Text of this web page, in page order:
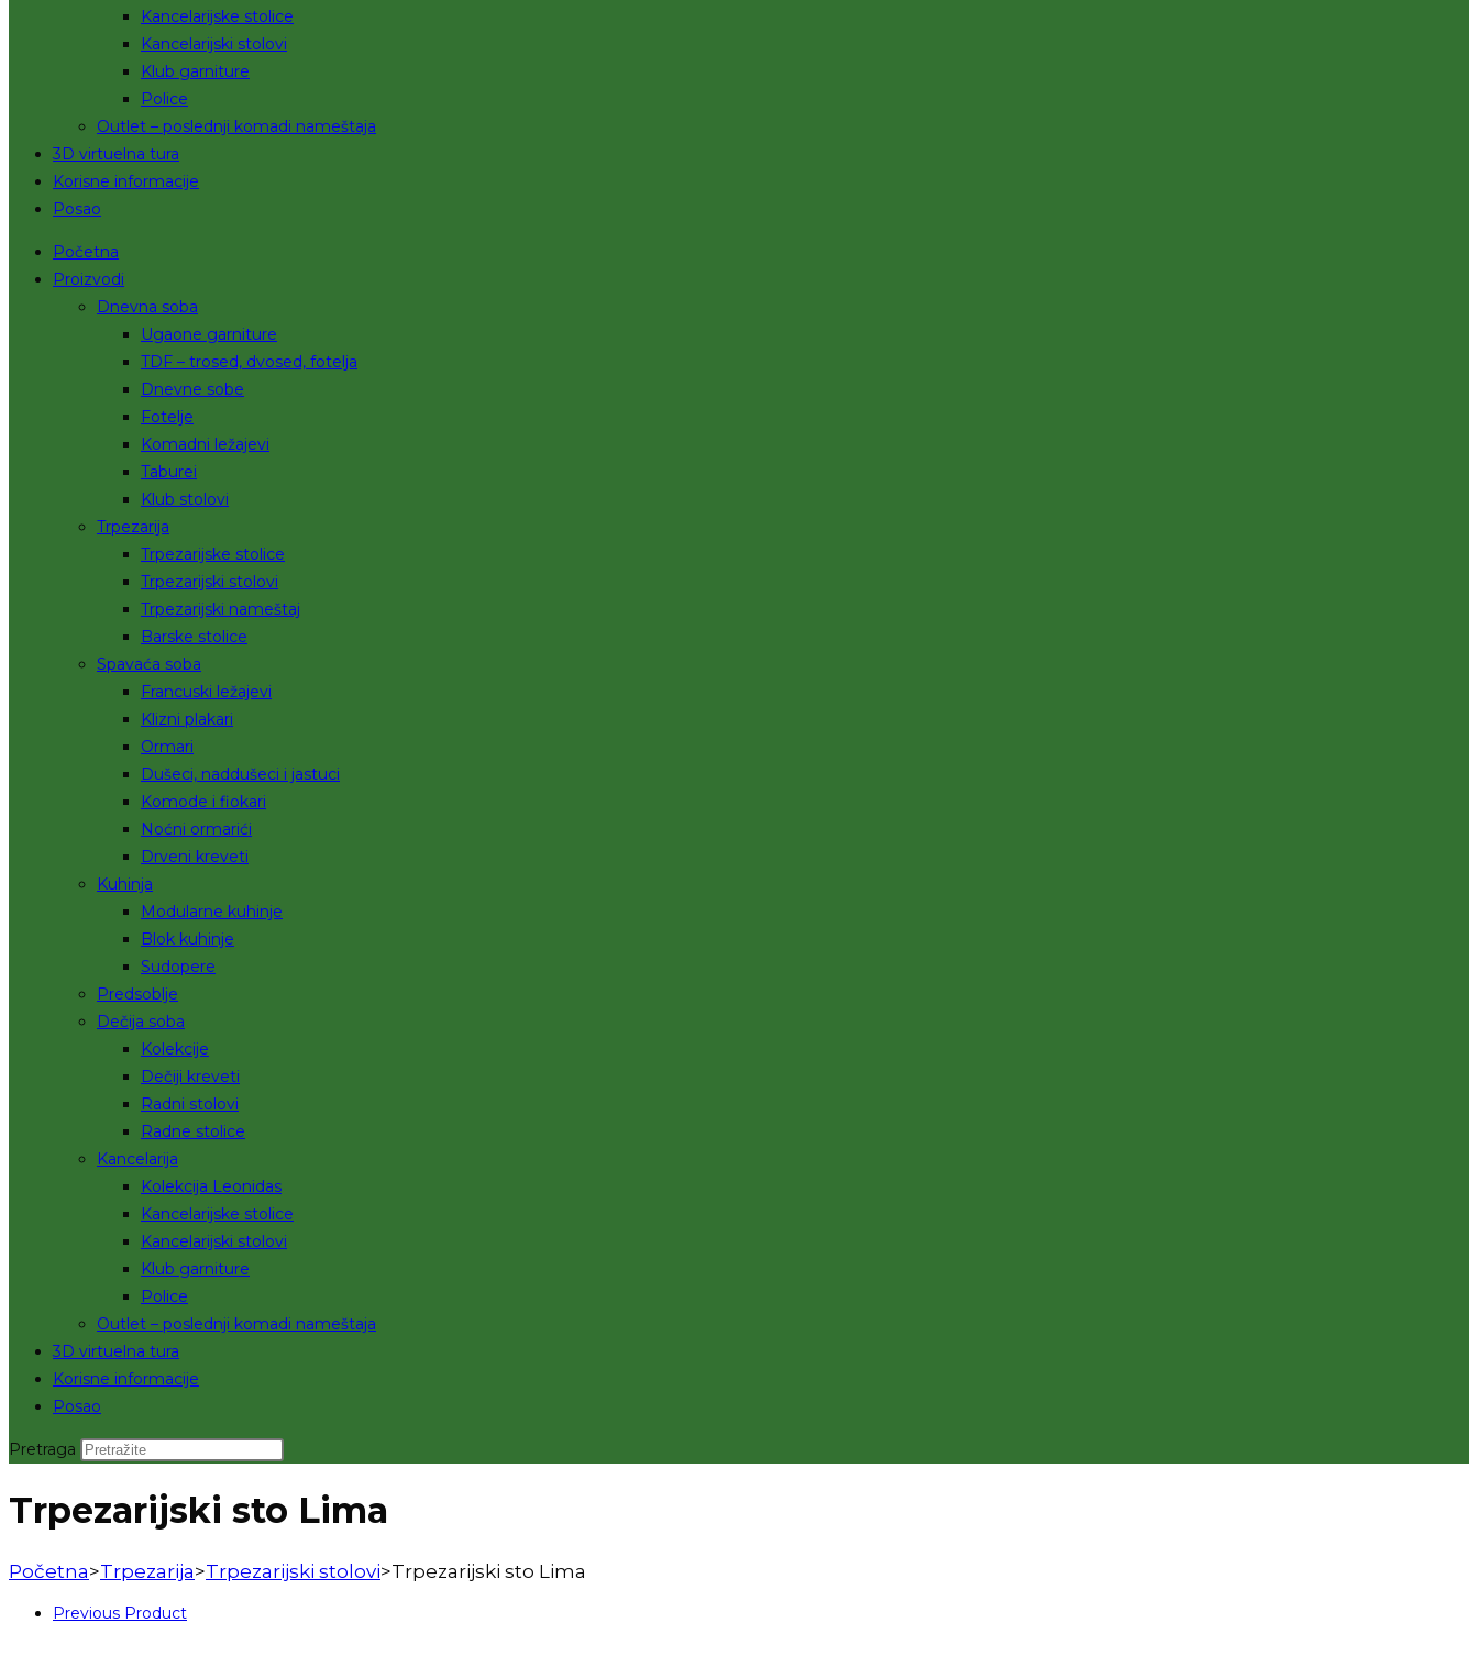
Kancelarijske stolice
Kancelarijski stolovi
Klub garniture
Police
Outlet – poslednji komadi nameštaja
3D virtuelna tura
Korisne informacije
Posao
Početna
Proizvodi
Dnevna soba
Ugaone garniture
TDF – trosed, dvosed, fotelja
Dnevne sobe
Fotelje
Komadni ležajevi
Taburei
Klub stolovi
Trpezarija
Trpezarijske stolice
Trpezarijski stolovi
Trpezarijski nameštaj
Barske stolice
Spavaća soba
Francuski ležajevi
Klizni plakari
Ormari
Dušeci, naddušeci i jastuci
Komode i fiokari
Noćni ormarići
Drveni kreveti
Kuhinja
Modularne kuhinje
Blok kuhinje
Sudopere
Predsoblje
Dečija soba
Kolekcije
Dečiji kreveti
Radni stolovi
Radne stolice
Kancelarija
Kolekcija Leonidas
Kancelarijske stolice
Kancelarijski stolovi
Klub garniture
Police
Outlet – poslednji komadi nameštaja
3D virtuelna tura
Korisne informacije
Posao
Pretraga
Trpezarijski sto Lima
Početna>Trpezarija>Trpezarijski stolovi>Trpezarijski sto Lima
Previous Product